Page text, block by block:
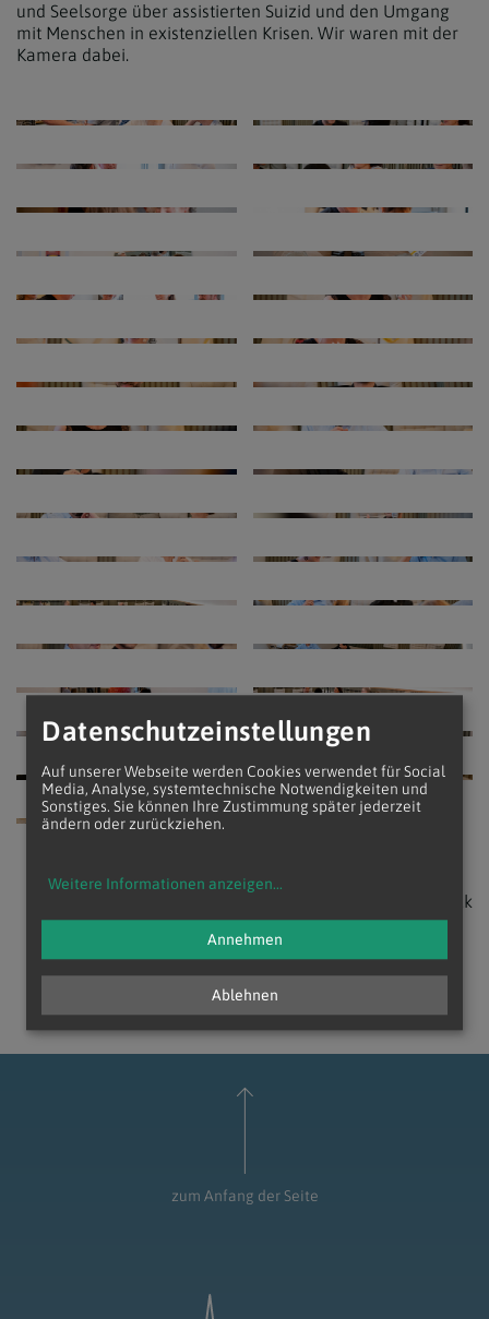
und Seelsorge über assistierten Suizid und den Umgang
mit Menschen in existenziellen Krisen. Wir waren mit der
Kamera dabei.
zurück
zum Anfang der Seite
Datenschutzeinstellungen
Auf unserer Webseite werden Cookies verwendet für Social
Media, Analyse, systemtechnische Notwendigkeiten und
Sonstiges. Sie können Ihre Zustimmung später jederzeit
ändern oder zurückziehen.
Weitere Informationen anzeigen...
Ablehnen
Annehmen